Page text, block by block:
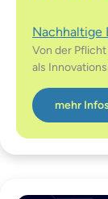
Nachhaltige
Von der
als
mehr Infos